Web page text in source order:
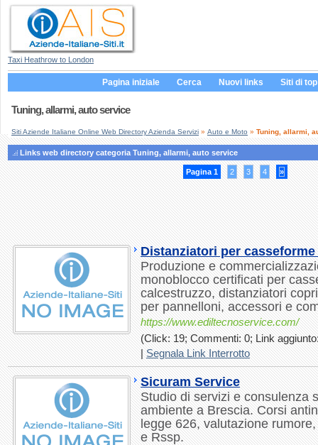
Taxi Heathrow to London
Pagina iniziale Cerca Nuovi links Siti di top
Tuning, allarmi, auto service
Siti Aziende Italiane Online Web Directory Azienda Servizi » Auto e Moto » Tuning, allarmi,
Links web directory categoria Tuning, allarmi, auto service
Pagina 1 2 3 4 »
Distanziatori per
Produzione e
monoblocco certificati per
calcestruzzo, distanziatori
per pannelloni, accessori e
https://www.ediltecnoservice.com/
(Click: 19; Commenti: 0; Link
|Segnala Link Interrotto
Sicuram Service
Studio di servizi e consulenza
ambiente a Brescia. Corsi
legge 626, valutazione
e Rssp.